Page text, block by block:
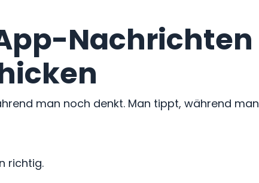
Nachrichten
man noch denkt. Man tippt, während man
richtig.